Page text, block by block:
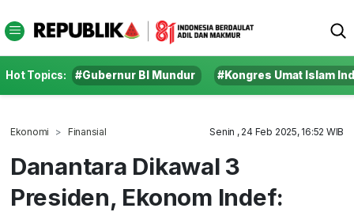
Hot Topics: #Gubernur BI Mundur #Kongres Umat Islam
Ekonomi Finansial Senin , 24 Feb 2025, 16:52 WIB
Danantara Dikawal 3
Presiden, Ekonom Indef: